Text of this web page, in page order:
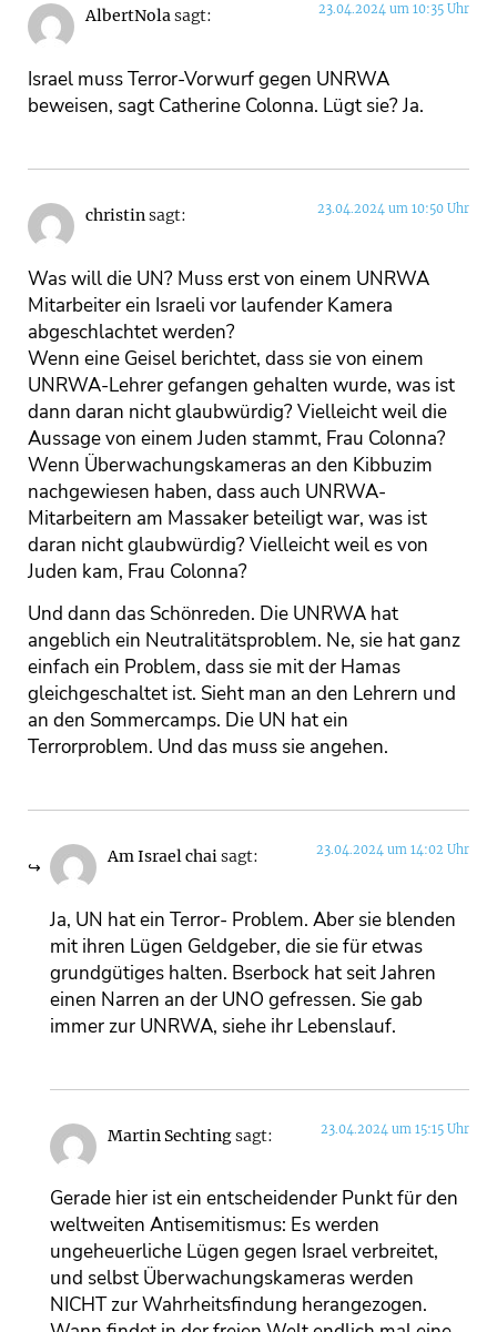
AlbertNolasagt: 23.04.2024 um 10:35 Uhr
Israel muss Terror-Vorwurf gegen UNRWA
beweisen, sagt Catherine Colonna. Lügt sie? Ja.
christinsagt: 23.04.2024 um 10:50 Uhr
Was will die UN? Muss erst von einem UNRWA
Mitarbeiter ein Israeli vor laufender Kamera
abgeschlachtet werden?
Wenn eine Geisel berichtet, dass sie von einem
UNRWA-Lehrer gefangen gehalten wurde, was ist
dann daran nicht glaubwürdig? Vielleicht weil die
Aussage von einem Juden stammt, Frau Colonna?
Wenn Überwachungskameras an den Kibbuzim
nachgewiesen haben, dass auch UNRWA-
Mitarbeitern am Massaker beteiligt war, was ist
daran nicht glaubwürdig? Vielleicht weil es von
Juden kam, Frau Colonna?
Und dann das Schönreden. Die UNRWA hat
angeblich ein Neutralitätsproblem. Ne, sie hat ganz
einfach ein Problem, dass sie mit der Hamas
gleichgeschaltet ist. Sieht man an den Lehrern und
an den Sommercamps. Die UN hat ein
Terrorproblem. Und das muss sie angehen.
Am Israel chaisagt: 23.04.2024 um 14:02 Uhr
Ja, UN hat ein Terror- Problem. Aber sie blenden
mit ihren Lügen Geldgeber, die sie für etwas
grundgütiges halten. Bserbock hat seit Jahren
einen Narren an der UNO gefressen. Sie gab
immer zur UNRWA, siehe ihr Lebenslauf.
Martin Sechtingsagt: 23.04.2024 um 15:15 Uhr
Gerade hier ist ein entscheidender Punkt für den
weltweiten Antisemitismus: Es werden
ungeheuerliche Lügen gegen Israel verbreitet,
und selbst Überwachungskameras werden
NICHT zur Wahrheitsfindung herangezogen.